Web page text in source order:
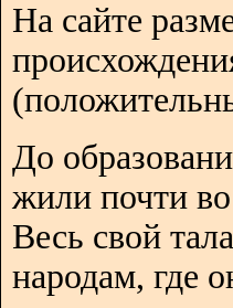
На сайте
До
жили почти
Весь свой
народам, где